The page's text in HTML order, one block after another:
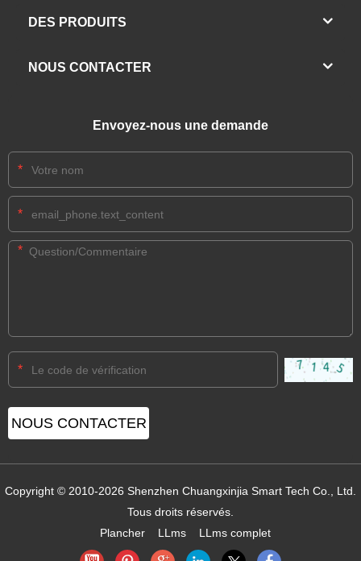
DES PRODUITS
NOUS CONTACTER
Envoyez-nous une demande
*
*
*
*
Copyright © 2010-2026 Shenzhen Chuangxinjia Smart Tech Co., Ltd.
Tous droits réservés.
Plancher
LLms LLms complet